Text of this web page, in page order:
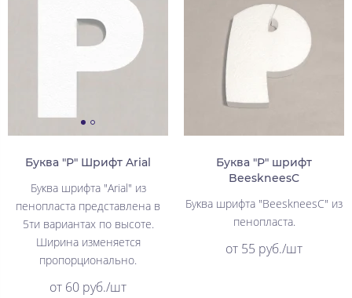
Буква "Р" Шрифт Arial
Буква шрифта "Arial" из
пенопласта представлена в
5ти вариантах по высоте.
Ширина изменяется
пропорционально.
от 60 руб./шт
Буква "Р" шрифт
BeeskneesC
Буква шрифта "BeeskneesC" из
пенопласта.
от 55 руб./шт